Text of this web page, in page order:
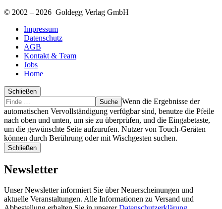
© 2002 – 2026 Goldegg Verlag GmbH
Impressum
Datenschutz
AGB
Kontakt & Team
Jobs
Home
Schließen
Suche
Finde
…
Wenn die Ergebnisse der
automatischen Vervollständigung verfügbar sind, benutze die Pfeile
nach oben und unten, um sie zu überprüfen, und die Eingabetaste,
um die gewünschte Seite aufzurufen. Nutzer von Touch-Geräten
können durch Berührung oder mit Wischgesten suchen.
Schließen
Newsletter
Unser Newsletter informiert Sie über Neuerscheinungen und
aktuelle Veranstaltungen. Alle Informationen zu Versand und